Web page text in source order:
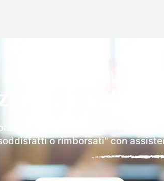
100% sulla
Romano riceverai via
o rimborsati" con